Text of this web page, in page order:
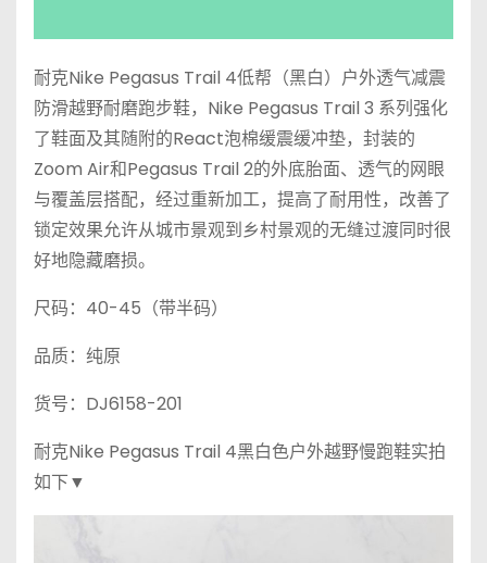
耐克Nike Pegasus Trail 4低帮（黑白）户外透气减震
防滑越野耐磨跑步鞋，Nike Pegasus Trail 3 系列强化
了鞋面及其随附的React泡棉缓震缓冲垫，封装的
Zoom Air和Pegasus Trail 2的外底胎面、透气的网眼
与覆盖层搭配，经过重新加工，提高了耐用性，改善了
锁定效果允许从城市景观到乡村景观的无缝过渡同时很
好地隐藏磨损。
尺码：40-45（带半码）
品质：纯原
货号：DJ6158-201
耐克Nike Pegasus Trail 4黑白色户外越野慢跑鞋实拍
如下▼